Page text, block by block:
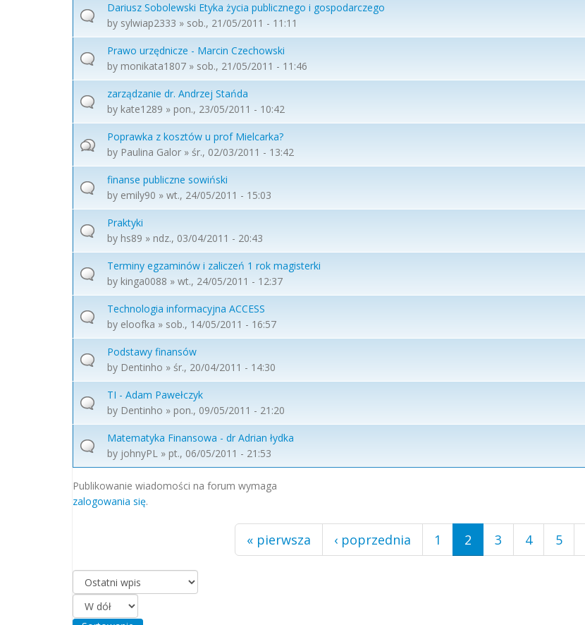
Dariusz Sobolewski Etyka życia publicznego i gospodarczego
by sylwiap2333 » sob., 21/05/2011 - 11:11
Prawo urzędnicze - Marcin Czechowski
by monikata1807 » sob., 21/05/2011 - 11:46
zarządzanie dr. Andrzej Stańda
by kate1289 » pon., 23/05/2011 - 10:42
Poprawka z kosztów u prof Mielcarka?
by Paulina Galor » śr., 02/03/2011 - 13:42
finanse publiczne sowiński
by emily90 » wt., 24/05/2011 - 15:03
Praktyki
by hs89 » ndz., 03/04/2011 - 20:43
Terminy egzaminów i zaliczeń 1 rok magisterki
by kinga0088 » wt., 24/05/2011 - 12:37
Technologia informacyjna ACCESS
by eloofka » sob., 14/05/2011 - 16:57
Podstawy finansów
by Dentinho » śr., 20/04/2011 - 14:30
TI - Adam Pawełczyk
by Dentinho » pon., 09/05/2011 - 21:20
Matematyka Finansowa - dr Adrian łydka
by johnyPL » pt., 06/05/2011 - 21:53
Publikowanie wiadomości na forum wymaga
zalogowania się.
Strony
« pierwsza ‹ poprzednia 1 2 3 4 5
Porządkuj według
Sortowanie